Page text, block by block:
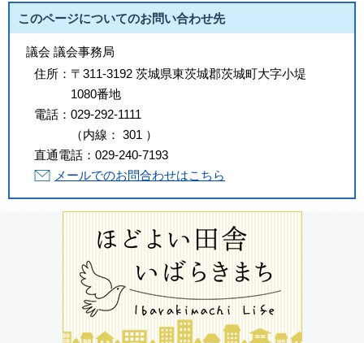
このページについてのお問い合わせ先
議会 議会事務局
住所： 〒311-3192 茨城県東茨城郡茨城町大字小堤
1080番地
電話： 029-292-1111
（内線 ： 301 ）
直通電話： 029-240-7193
メールでのお問合わせはこちら